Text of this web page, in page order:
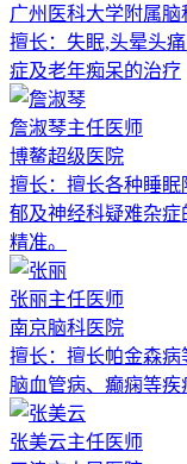
广州医科大学附属脑
擅长： 失眠,头晕头
症及老年痴呆的治疗
詹淑琴主任医师
博鳌超级医院
擅长： 擅长各种睡眠
郁及神经科疑难杂症
精准。
张丽主任医师
南京脑科医院
擅长： 擅长帕金森病
脑血管病、癫痫等疾
张美云主任医师